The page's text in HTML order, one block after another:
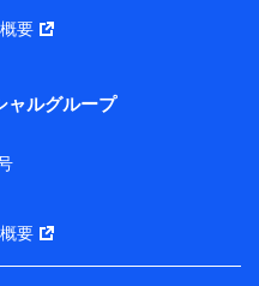
同利用者（詳細は次のと
1号 山王パークタワー
シャルグループ 代表取
10 アーバンネット日
要
ャルグループ
要